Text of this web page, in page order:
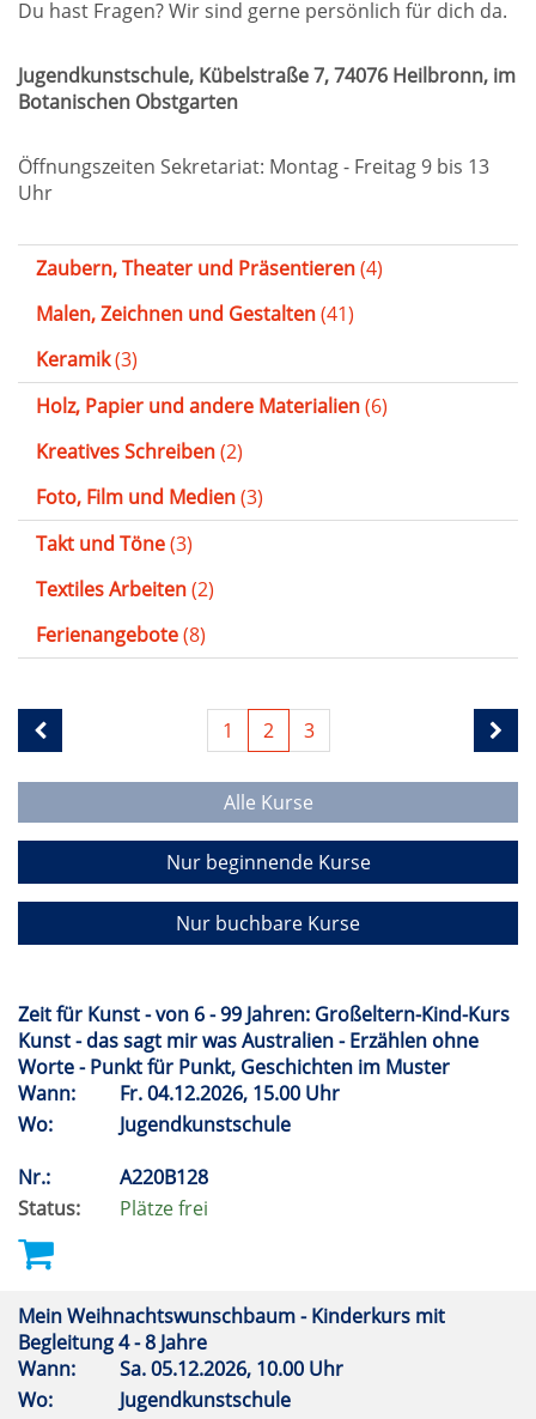
Du hast Fragen? Wir sind gerne persönlich für dich da.
Jugendkunstschule, Kübelstraße 7, 74076 Heilbronn, im
Botanischen Obstgarten
Öffnungszeiten Sekretariat: Montag - Freitag 9 bis 13
Uhr
Zaubern, Theater und Präsentieren(4)
Malen, Zeichnen und Gestalten(41)
Keramik(3)
Holz, Papier und andere Materialien(6)
Kreatives Schreiben(2)
Foto, Film und Medien(3)
Takt und Töne(3)
Textiles Arbeiten(2)
Ferienangebote(8)
1 2 3
Alle Kurse
Nur beginnende Kurse
Nur buchbare Kurse
Zeit für Kunst - von 6 - 99 Jahren: Großeltern-Kind-Kurs
Kunst - das sagt mir was Australien - Erzählen ohne
Worte - Punkt für Punkt, Geschichten im Muster
Wann:
Fr.04.12.2026, 15.00 Uhr
Wo:
Jugendkunstschule
Nr.:
A220B128
Status:
Plätze frei
Mein Weihnachtswunschbaum - Kinderkurs mit
Begleitung 4 - 8 Jahre
Wann:
Sa.05.12.2026, 10.00 Uhr
Wo:
Jugendkunstschule